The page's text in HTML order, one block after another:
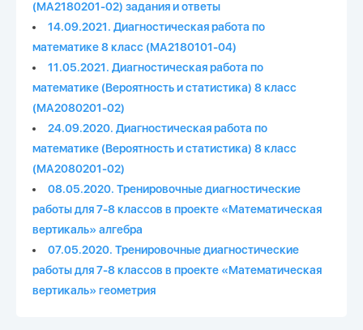
(МА2180201-02) задания и ответы
14.09.2021. Диагностическая работа по
математике 8 класс (МА2180101-04)
11.05.2021. Диагностическая работа по
математике (Вероятность и статистика) 8 класс
(МА2080201-02)
24.09.2020. Диагностическая работа по
математике (Вероятность и статистика) 8 класс
(МА2080201-02)
08.05.2020. Тренировочные диагностические
работы для 7-8 классов в проекте «Математическая
вертикаль» алгебра
07.05.2020. Тренировочные диагностические
работы для 7-8 классов в проекте «Математическая
вертикаль» геометрия